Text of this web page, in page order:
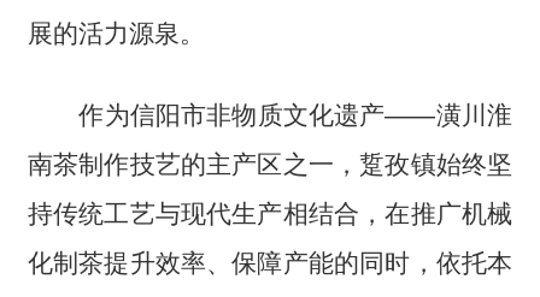
展的活力源泉。
作为信阳市非物质文化遗产——潢川淮
南茶制作技艺的主产区之一，踅孜镇始终坚
持传统工艺与现代生产相结合，在推广机械
化制茶提升效率、保障产能的同时，依托本